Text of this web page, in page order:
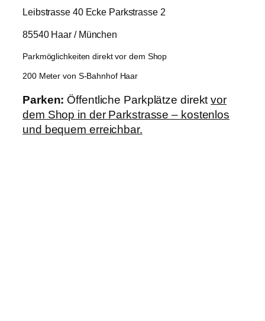
Leibstrasse 40 Ecke Parkstrasse 2
85540 Haar / München
Parkmöglichkeiten direkt vor dem Shop
200 Meter von S-Bahnhof Haar
Parken: Öffentliche Parkplätze direktvor
dem Shop in der Parkstrasse – kostenlos
und bequem erreichbar.